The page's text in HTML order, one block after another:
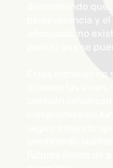
demostrando que,
perseverancia y el
adecuado, no
para lo que se
Estas historias no
quienes las viven,